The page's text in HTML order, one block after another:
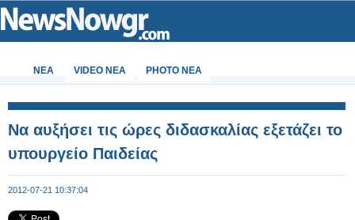
ΝΕΑ VIDEO NEA PHOTO NEA
Να αυξήσει τις ώρες διδασκαλίας εξετάζει το
υπουργείο Παιδείας
2012-07-21 10:37:04